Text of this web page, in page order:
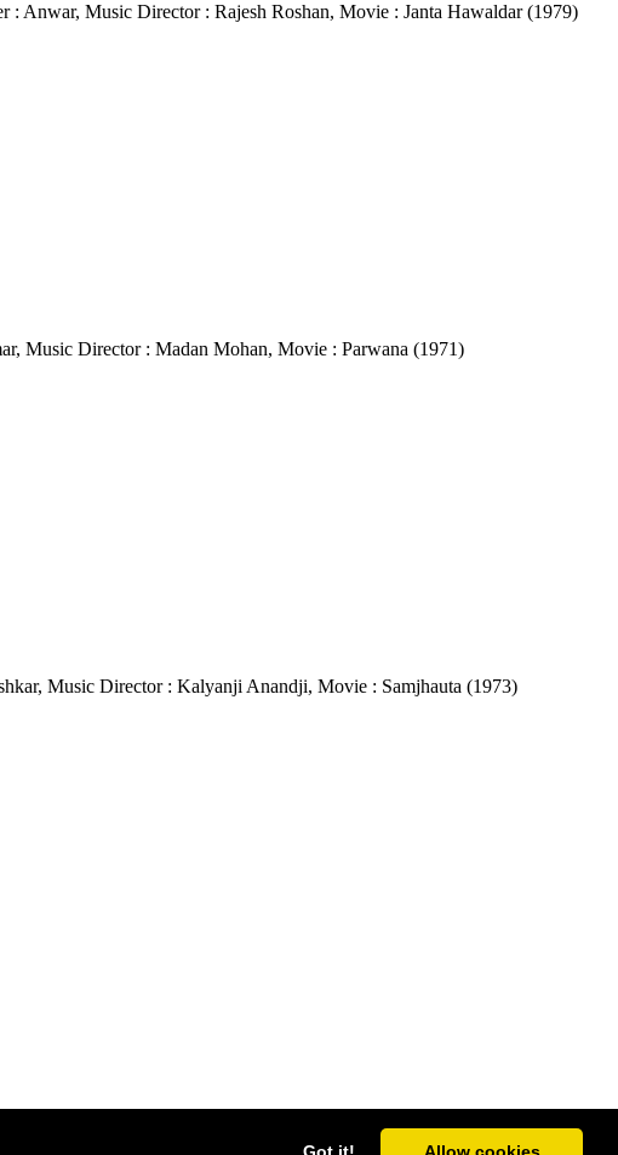
Anwar, Music Director : Rajesh Roshan, Movie : Janta Hawaldar (1979)
Music Director : Madan Mohan, Movie : Parwana (1971)
Music Director : Kalyanji Anandji, Movie : Samjhauta (1973)